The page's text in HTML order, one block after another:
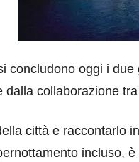
concludono oggi i due
dalla collaborazione tra
città e raccontarlo
incluso,